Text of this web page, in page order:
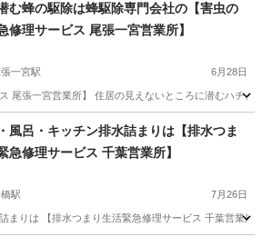
む蜂の駆除は蜂駆除専門会社の【害虫の
修理サービス 尾張一宮営業所】
一宮駅 6月28日
尾張一宮営業所】 住居の見えないところに潜むハチ
宮駅 蜂の巣駆除 愛知 一宮市
害虫駆除
風呂・キッチン排水詰まりは【排水つま
急修理サービス 千葉営業所】
駅 7月26日
まりは 【排水つまり生活緊急修理サービス 千葉営業